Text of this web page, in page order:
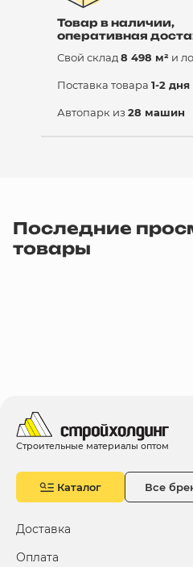
Товар в наличии,
оперативная
Свой склад 8 498 м² и
Поставка товара 1-2 дня
Автопарк из 28 машин
Последние
товары
Строительные материалы оптом
Каталог Все
Доставка
Оплата